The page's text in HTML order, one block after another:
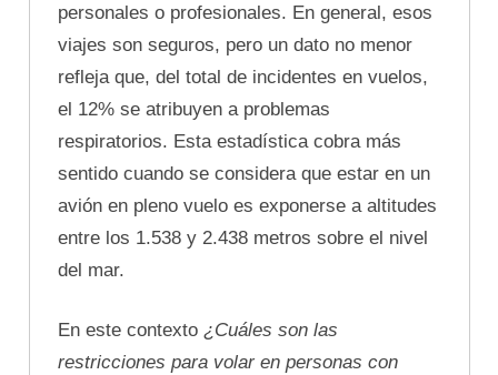
personales o profesionales. En general, esos
viajes son seguros, pero un dato no menor
refleja que, del total de incidentes en vuelos,
el 12% se atribuyen a problemas
respiratorios. Esta estadística cobra más
sentido cuando se considera que estar en un
avión en pleno vuelo es exponerse a altitudes
entre los 1.538 y 2.438 metros sobre el nivel
del mar.
En este contexto ¿Cuáles son las
restricciones para volar en personas con